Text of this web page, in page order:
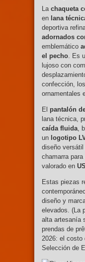
La chaqueta
en lana
deportiva
adornados
emblemático
el pecho . Es
lujoso con
confección,
ornamentales
El pantalón
lana técnica,
caída fluida ,
un logotipo
diseño
chamarra
valorado en
Estas piezas
diseño y
elevados. (La
alta artesanía
prendas de
2026: el costo
Selección de